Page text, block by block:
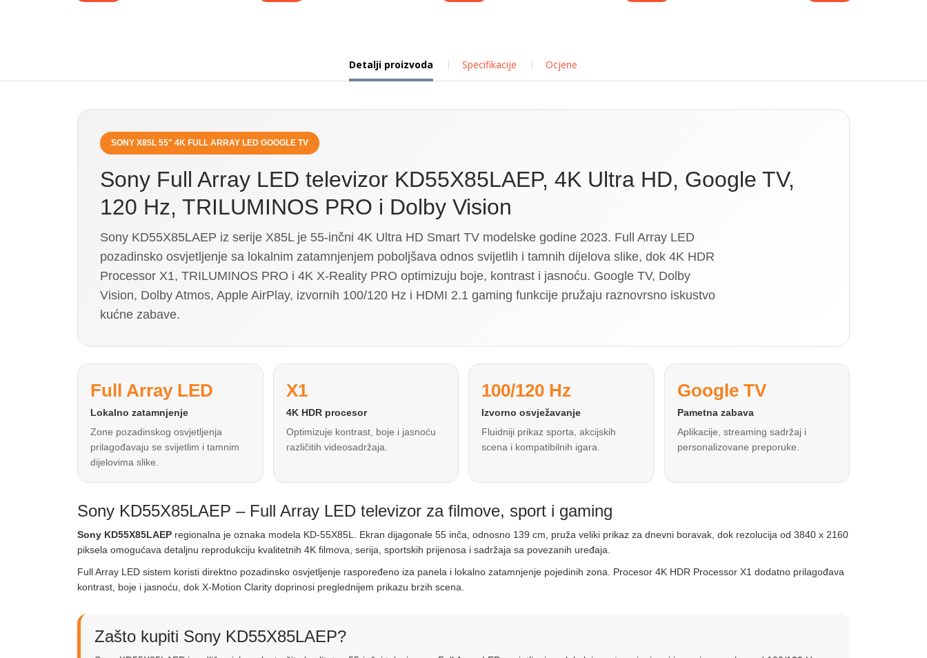
Detalji proizvoda Specifikacije Ocjene
SONY X85L 55" 4K FULL ARRAY LED GOOGLE TV
Sony Full Array LED televizor KD55X85LAEP, 4K Ultra HD, Google TV,
120 Hz, TRILUMINOS PRO i Dolby Vision
Sony KD55X85LAEP iz serije X85L je 55-inčni 4K Ultra HD Smart TV modelske godine 2023. Full Array LED
pozadinsko osvjetljenje sa lokalnim zatamnjenjem poboljšava odnos svijetlih i tamnih dijelova slike, dok 4K HDR
Processor X1, TRILUMINOS PRO i 4K X-Reality PRO optimizuju boje, kontrast i jasnoću. Google TV, Dolby
Vision, Dolby Atmos, Apple AirPlay, izvornih 100/120 Hz i HDMI 2.1 gaming funkcije pružaju raznovrsno iskustvo
kućne zabave.
Full Array LED
Lokalno zatamnjenje
Zone pozadinskog osvjetljenja
prilagođavaju se svijetlim i tamnim
dijelovima slike.
X1
4K HDR procesor
Optimizuje kontrast, boje i jasnoću
različitih videosadržaja.
100/120 Hz
Izvorno osvježavanje
Fluidniji prikaz sporta, akcijskih
scena i kompatibilnih igara.
Google TV
Pametna zabava
Aplikacije, streaming sadržaj i
personalizovane preporuke.
Sony KD55X85LAEP – Full Array LED televizor za filmove, sport i gaming
Sony KD55X85LAEP regionalna je oznaka modela KD-55X85L. Ekran dijagonale 55 inča, odnosno 139 cm, pruža veliki prikaz za dnevni boravak, dok rezolucija od 3840 x 2160
piksela omogućava detaljnu reprodukciju kvalitetnih 4K filmova, serija, sportskih prijenosa i sadržaja sa povezanih uređaja.
Full Array LED sistem koristi direktno pozadinsko osvjetljenje raspoređeno iza panela i lokalno zatamnjenje pojedinih zona. Procesor 4K HDR Processor X1 dodatno prilagođava
kontrast, boje i jasnoću, dok X-Motion Clarity doprinosi preglednijem prikazu brzih scena.
Zašto kupiti Sony KD55X85LAEP?